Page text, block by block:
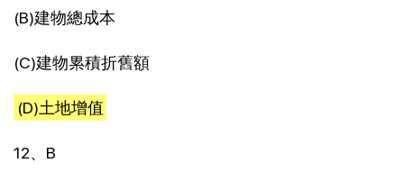
(B)建物總成本
(C)建物累積折舊額
(D)土地增值
12、B